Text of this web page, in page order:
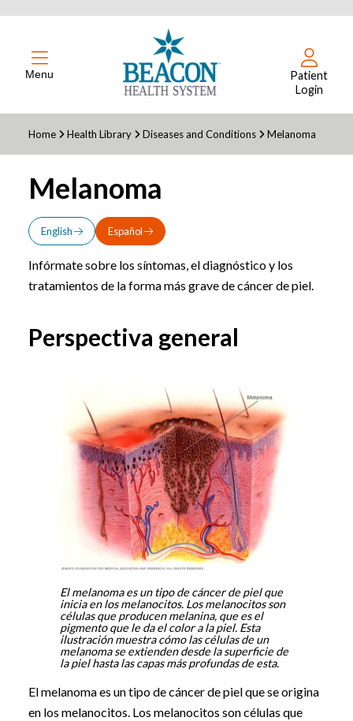
Menu
Patient
Login
Home Health Library Diseases and Conditions Melanoma
Melanoma
English Español
Infórmate sobre los síntomas, el diagnóstico y los
tratamientos de la forma más grave de cáncer de piel.
Perspectiva general
El melanoma es un tipo de cáncer de piel que
inicia en los melanocitos. Los melanocitos son
células que producen melanina, que es el
pigmento que le da el color a la piel. Esta
ilustración muestra cómo las células de un
melanoma se extienden desde la superficie de
la piel hasta las capas más profundas de esta.
El melanoma es un tipo de cáncer de piel que se origina
en los melanocitos. Los melanocitos son células que